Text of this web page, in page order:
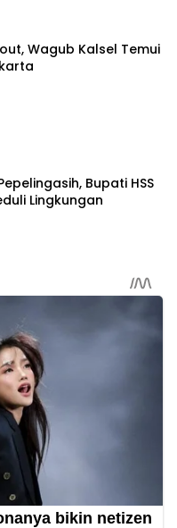
Wagub Kalsel Temui
Bupati HSS
Lingkungan